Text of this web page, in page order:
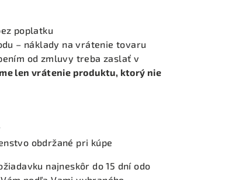
poplatku
– náklady na vrátenie tovaru
od zmluvy treba zaslať v
len vrátenie produktu, ktorý nie
obdržané pri kúpe
najneskôr do 15 dní odo